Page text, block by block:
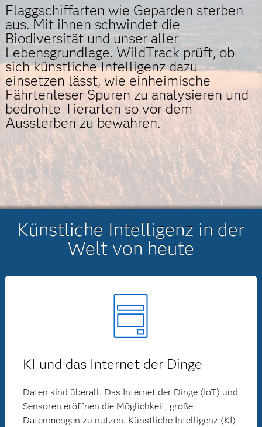
Flaggschiffarten wie Geparden sterben
aus. Mit ihnen schwindet die
Biodiversität und unser aller
Lebensgrundlage. WildTrack prüft, ob
sich künstliche Intelligenz dazu
einsetzen lässt, wie einheimische
Fährtenleser Spuren zu analysieren und
bedrohte Tierarten so vor dem
Aussterben zu bewahren.
Künstliche Intelligenz in der
Welt von heute
KI und das Internet der Dinge
Daten sind überall. Das Internet der Dinge (IoT) und
Sensoren eröffnen die Möglichkeit, große
Datenmengen zu nutzen. Künstliche Intelligenz (KI)